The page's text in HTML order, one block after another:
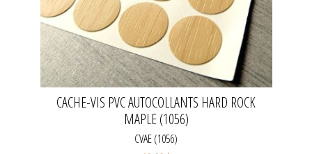
CACHE-VIS PVC AUTOCOLLANTS HARD ROCK
MAPLE (1056)
CVAE (1056)